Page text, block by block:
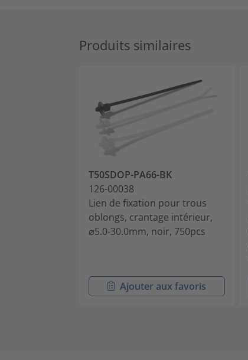
Produits similaires
T50SDOP-PA66-BK
126-00038
Lien de fixation pour trous
oblongs, crantage intérieur,
⌀5.0-30.0mm, noir, 750pcs
Ajouter aux favoris